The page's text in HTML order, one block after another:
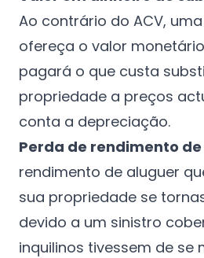
Ao contrário do ACV,
ofereça o valor
pagará o que custa
propriedade a preços
conta a depreciação.
Perda de rendimento
rendimento de aluguer
sua propriedade se
devido a um sinistro
inquilinos tivessem de se